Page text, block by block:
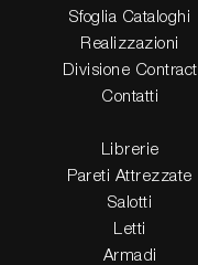
Sfoglia Cataloghi
Realizzazioni
Divisione Contract
Contatti
Librerie
Pareti Attrezzate
Salotti
Letti
Armadi